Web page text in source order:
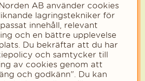
nyheter från Funka Mera.
passar dig bäst så anpassar vi innehållet
AB använder cookies
lagringstekniker för
innehåll, relevant
och en bättre upplevelse
Du bekräftar att du har
och samtycker till
av cookies genom att
och godkänn". Du kan